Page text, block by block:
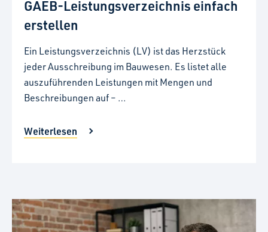
GAEB-Leistungsverzeichnis einfach
erstellen
Ein Leistungsverzeichnis (LV) ist das Herzstück
jeder Ausschreibung im Bauwesen. Es listet alle
auszuführenden Leistungen mit Mengen und
Beschreibungen auf – …
Weiterlesen